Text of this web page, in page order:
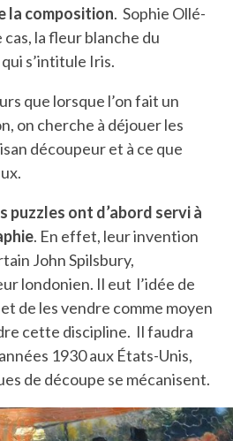
la composition. Sophie Ollé-
la fleur blanche du
s’intitule Iris.
que lorsque l’on fait un
on cherche à déjouer les
découpeur et à ce que
puzzles ont d’abord servi à
. En effet, leur invention
John Spilsbury,
londonien. Il eut l’idée de
de les vendre comme moyen
cette discipline. Il faudra
1930 aux États-Unis,
de découpe se mécanisent.